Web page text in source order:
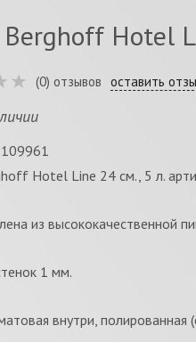
Hotel
(0) отзывов оставить
Hotel Line 24 см., 5 л.
из высококачественной
1 мм.
внутри, полированная